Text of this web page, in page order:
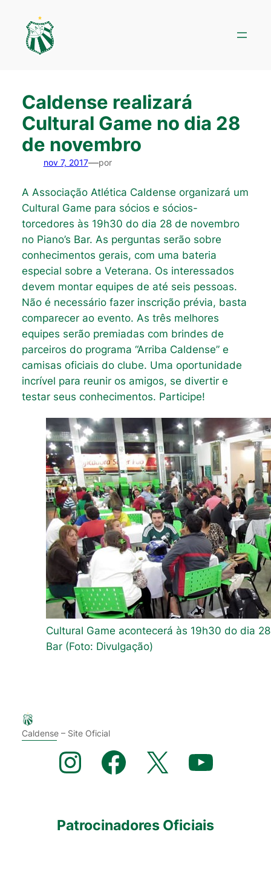
conteúdo
Caldense realizará
Cultural Game no dia 28
de novembro
nov 7, 2017—por
A Associação Atlética Caldense organizará um
Cultural Game para sócios e sócios-
torcedores às 19h30 do dia 28 de novembro
no Piano’s Bar. As perguntas serão sobre
conhecimentos gerais, com uma bateria
especial sobre a Veterana. Os interessados
devem montar equipes de até seis pessoas.
Não é necessário fazer inscrição prévia, basta
comparecer ao evento. As três melhores
equipes serão premiadas com brindes de
parceiros do programa “Arriba Caldense” e
camisas oficiais do clube. Uma oportunidade
incrível para reunir os amigos, se divertir e
testar seus conhecimentos. Participe!
Cultural Game acontecerá às 19h30 do dia
Bar (Foto: Divulgação)
Caldense – Site Oficial
Instagram Facebook X YouTube
Patrocinadores Oficiais